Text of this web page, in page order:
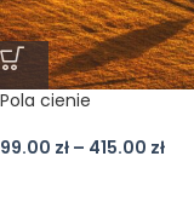
Pola cienie
99.00 zł – 415.00 zł